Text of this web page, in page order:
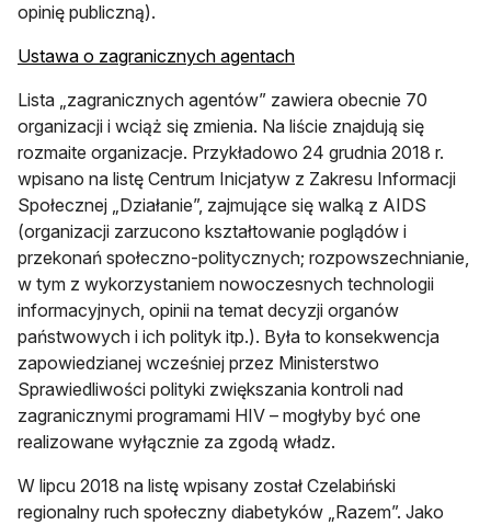
opinię publiczną).
Ustawa o zagranicznych agentach
Lista „zagranicznych agentów” zawiera obecnie 70
organizacji i wciąż się zmienia. Na liście znajdują się
rozmaite organizacje. Przykładowo 24 grudnia 2018 r.
wpisano na listę Centrum Inicjatyw z Zakresu Informacji
Społecznej „Działanie”, zajmujące się walką z AIDS
(organizacji zarzucono kształtowanie poglądów i
przekonań społeczno-politycznych; rozpowszechnianie,
w tym z wykorzystaniem nowoczesnych technologii
informacyjnych, opinii na temat decyzji organów
państwowych i ich polityk itp.). Była to konsekwencja
zapowiedzianej wcześniej przez Ministerstwo
Sprawiedliwości polityki zwiększania kontroli nad
zagranicznymi programami HIV – mogłyby być one
realizowane wyłącznie za zgodą władz.
W lipcu 2018 na listę wpisany został Czelabiński
regionalny ruch społeczny diabetyków „Razem”. Jako